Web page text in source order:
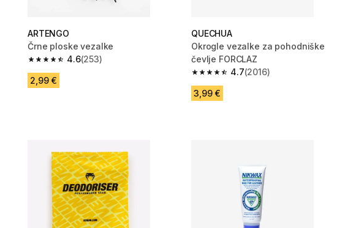
ARTENGO
Črne ploske vezalke
4.6
4.6 od 5 zvezdic from 253 ocene
(253)
2,99 €
QUECHUA
Okrogle vezalke za pohodniške
čevlje FORCLAZ
4.7
4.7 od 5 zvezdic from 2016 ocene
(2016)
3,99 €